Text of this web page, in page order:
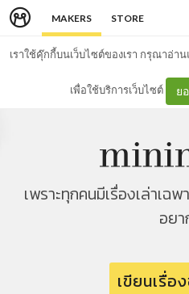
MAKERS STORE
เราใช้คุ๊กกี้บนเว็บไซต์ของเรา กรุณาอ่า
เพื่อใช้บริการเว็บไซต์ ย
เพราะทุกคนมีเรื่องเล่าเฉ
อย
เขียนเรื่